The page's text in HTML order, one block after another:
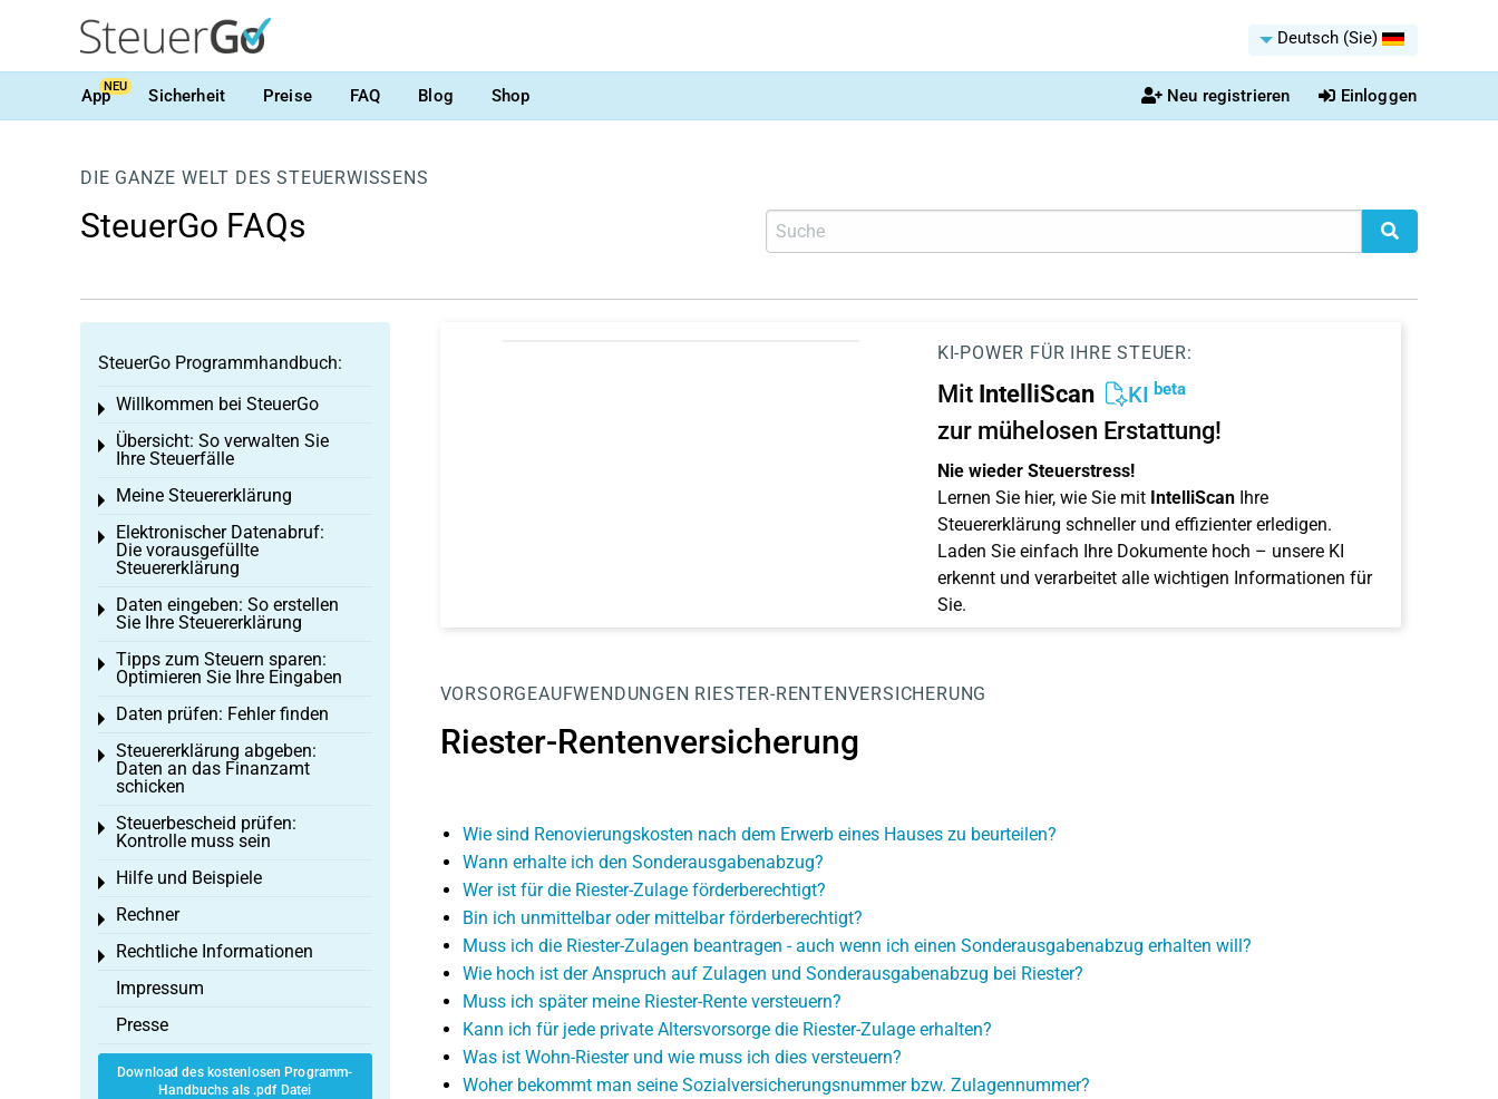
Deutsch (Sie)
AppNEU Sicherheit Preise FAQ Blog Shop Neu registrieren Einloggen
DIE GANZE WELT DES STEUERWISSENS
SteuerGo FAQs
KI-POWER FÜR IHRE STEUER:
Mit IntelliScan KI beta
zur mühelosen Erstattung!
Nie wieder Steuerstress!
Lernen Sie hier, wie Sie mit IntelliScanIhre
Steuererklärung schneller und effizienter erledigen.
Laden Sie einfach Ihre Dokumente hoch – unsere KI
erkennt und verarbeitet alle wichtigen Informationen für
Sie.
VORSORGEAUFWENDUNGEN RIESTER-RENTENVERSICHERUNG
Riester-Rentenversicherung
Wie sind Renovierungskosten nach dem Erwerb eines Hauses zu beurteilen?
Wann erhalte ich den Sonderausgabenabzug?
Wer ist für die Riester-Zulage förderberechtigt?
Bin ich unmittelbar oder mittelbar förderberechtigt?
Muss ich die Riester-Zulagen beantragen - auch wenn ich einen Sonderausgabenabzug erhalten will?
Wie hoch ist der Anspruch auf Zulagen und Sonderausgabenabzug bei Riester?
Muss ich später meine Riester-Rente versteuern?
Kann ich für jede private Altersvorsorge die Riester-Zulage erhalten?
Was ist Wohn-Riester und wie muss ich dies versteuern?
Woher bekommt man seine Sozialversicherungsnummer bzw. Zulagennummer?
SteuerGo Programmhandbuch:
Willkommen bei SteuerGo
Toggle menu
Übersicht: So verwalten Sie
Ihre Steuerfälle
Toggle menu
Meine Steuererklärung
Toggle menu
Elektronischer Datenabruf:
Die vorausgefüllte
Steuererklärung
Toggle menu
Daten eingeben: So erstellen
Sie Ihre Steuererklärung
Toggle menu
Tipps zum Steuern sparen:
Optimieren Sie Ihre Eingaben
Toggle menu
Daten prüfen: Fehler finden
Toggle menu
Steuererklärung abgeben:
Daten an das Finanzamt
schicken
Toggle menu
Steuerbescheid prüfen:
Kontrolle muss sein
Toggle menu
Hilfe und Beispiele
Toggle menu
Rechner
Toggle menu
Rechtliche Informationen
Toggle menu
Impressum
Presse
Download des kostenlosen Programm-
Handbuchs als .pdf Datei